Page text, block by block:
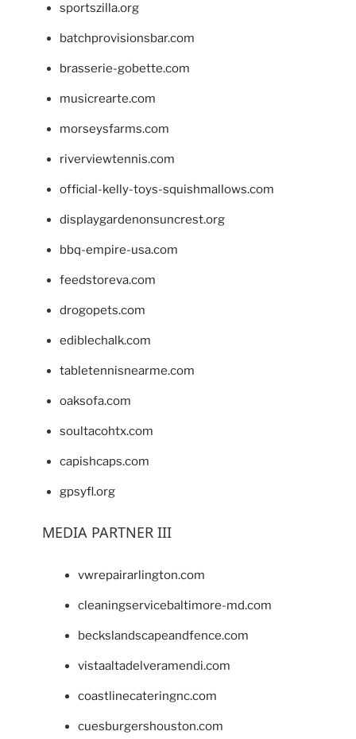
sportszilla.org
batchprovisionsbar.com
brasserie-gobette.com
musicrearte.com
morseysfarms.com
riverviewtennis.com
official-kelly-toys-squishmallows.com
displaygardenonsuncrest.org
bbq-empire-usa.com
feedstoreva.com
drogopets.com
ediblechalk.com
tabletennisnearme.com
oaksofa.com
soultacohtx.com
capishcaps.com
gpsyfl.org
MEDIA PARTNER III
vwrepairarlington.com
cleaningservicebaltimore-md.com
beckslandscapeandfence.com
vistaaltadelveramendi.com
coastlinecateringnc.com
cuesburgershouston.com